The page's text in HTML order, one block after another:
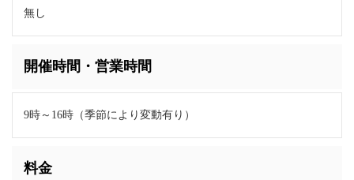
無し
開催時間・営業時間
9時～16時（季節により変動有り）
料金